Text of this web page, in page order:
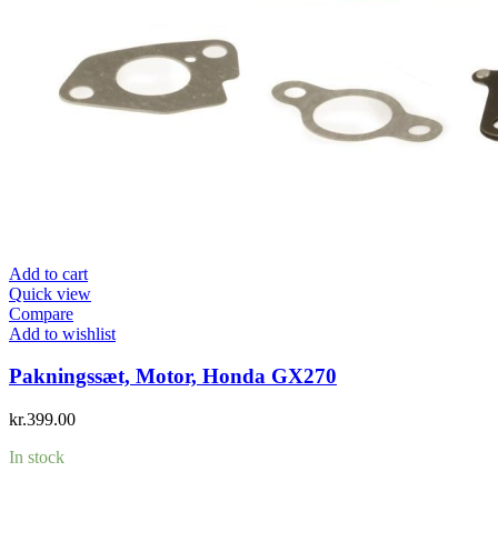
Add to cart
Quick view
Compare
Add to wishlist
Pakningssæt, Motor, Honda GX270
kr.399.00
In stock